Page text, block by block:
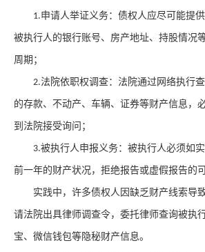
1.申请人举证义务：债权人应尽可能提
被执行人的银行账号、房产地址、持股情况
周期；
2.法院依职权调查：法院通过网络执行
的存款、不动产、车辆、证券等财产信息，
到法院接受询问；
3.被执行人申报义务：被执行人必须如
前一年的财产状况，拒绝报告或虚假报告的
实践中，许多债权人因缺乏财产线索导
请法院出具律师调查令，委托律师查询被执
宝、微信钱包等隐秘财产信息。